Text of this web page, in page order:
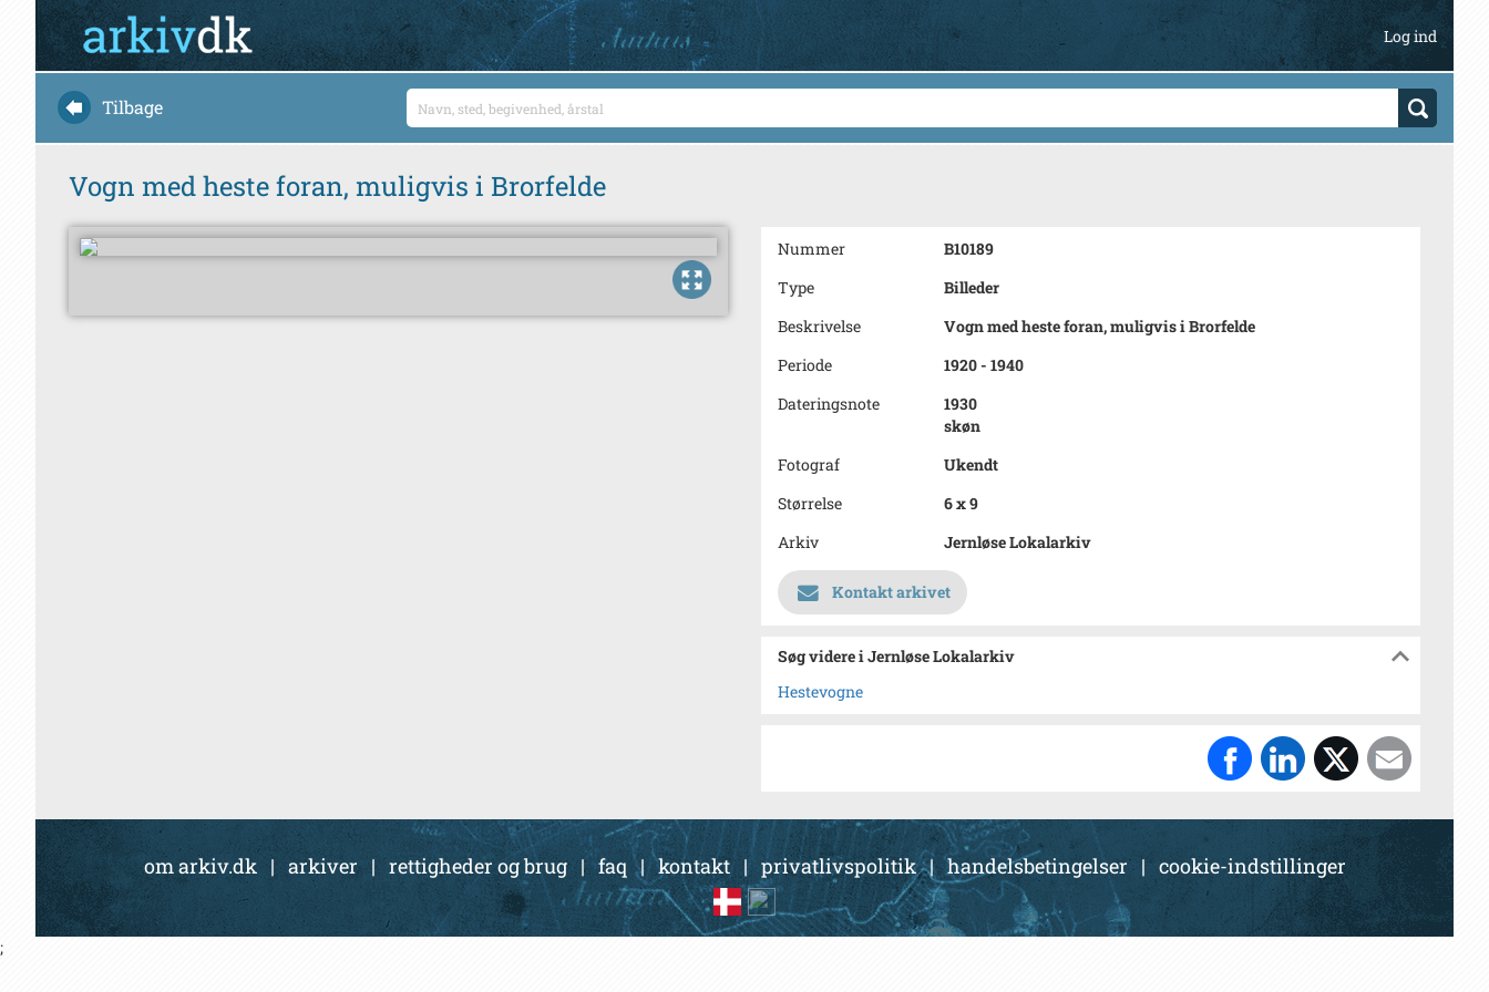
Log ind
Tilbage
Vogn med heste foran, muligvis i Brorfelde
Nummer
B10189
Type
Billeder
Beskrivelse
Vogn med heste foran, muligvis i Brorfelde
Periode
1920 - 1940
Dateringsnote
1930
skøn
Fotograf
Ukendt
Størrelse
6 x 9
Arkiv
Jernløse Lokalarkiv
Kontakt arkivet
Søg videre i Jernløse Lokalarkiv
Hestevogne
om arkiv.dk | arkiver| rettigheder og brug|faq |kontakt| privatlivspolitik|handelsbetingelser | cookie-indstillinger
;